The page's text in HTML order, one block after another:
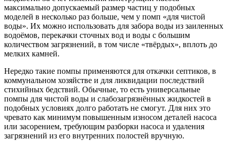
максимально допускаемый размер частиц у подобных
моделей в несколько раз больше, чем у помп «для чистой
воды». Их можно использовать для забора воды из заиленных
водоёмов, перекачки сточных вод и воды с большим
количеством загрязнений, в том числе «твёрдых», вплоть до
мелких камней.
Нередко такие помпы применяются для откачки септиков, в
коммунальном хозяйстве и для ликвидации последствий
стихийных бедствий. Обычные, то есть универсальные
помпы для чистой воды и слабозагрязнённых жидкостей в
подобных условиях долго работать не смогут. Для них это
чревато как минимум повышенным износом деталей насоса
или засорением, требующим разборки насоса и удаления
загрязнений из его внутренних полостей вручную.